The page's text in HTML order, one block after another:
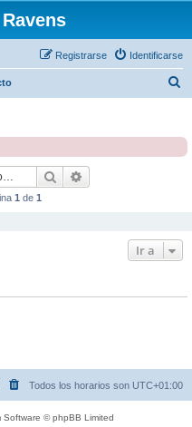
Identificarse
Registrarse
Buscar
1 de 1
Ir a
Todos los horarios son UTC+01:00
Software © phpBB Limited